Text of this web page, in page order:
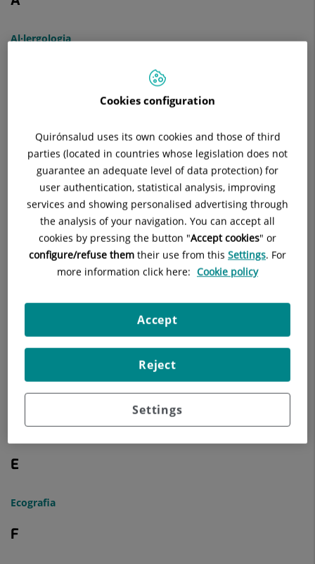
Al·lergologia
Angiologia i Cirurgia Vascular
Aparell Digestiu
Biomecànica del Peu
Cardiologia
Cirurgia General i Digestiva
Coaching i Benestar Emocional
E
Ecografia
F
Cookies configuration
Quirónsalud uses its own cookies and those of third
parties (located in countries whose legislation does not
guarantee an adequate level of data protection) for
user authentication, statistical analysis, improving
services and showing personalised advertising through
the analysis of your navigation. You can accept all
cookies by pressing the button "Accept cookies" or
configure/refuse them their use from this Settings. For
more information click here: Cookie policy
Settings
Reject
Accept